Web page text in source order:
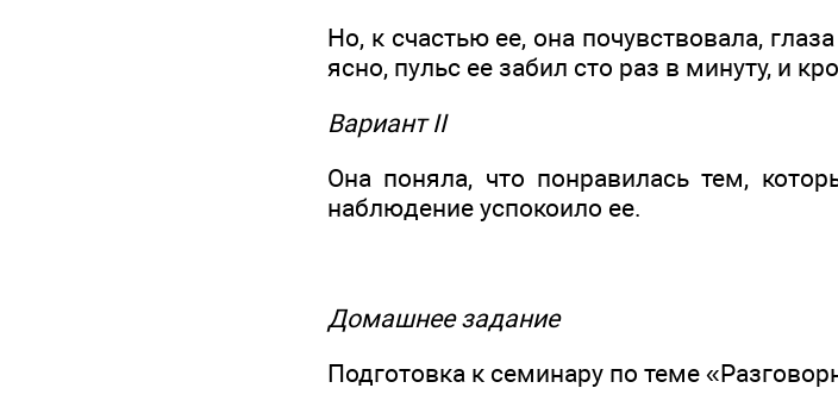
Но, к счастью ее, она почувствовала,
ясно, пульс ее забил сто раз в минуту, и
Вариант II
Она поняла, что понравилась тем,
наблюдение успокоило ее.
Домашнее задание
Подготовка к семинару по теме